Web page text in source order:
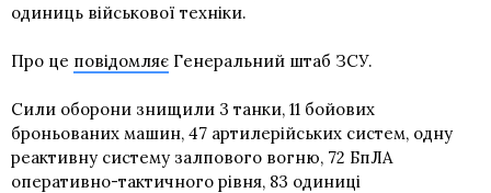
одиниць військової техніки.
Про це повідомляє Генеральний штаб ЗСУ.
Сили оборони знищили 3 танки, 11 бойових
броньованих машин, 47 артилерійських систем, одну
реактивну систему залпового вогню, 72 БпЛА
оперативно-тактичного рівня, 83 одиниці